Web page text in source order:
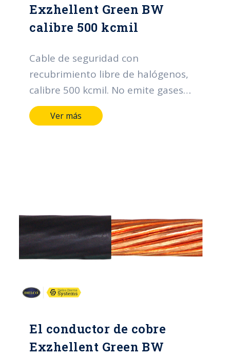
Exzhellent Green BW
calibre 500 kcmil
Cable de seguridad con
recubrimiento libre de halógenos,
calibre 500 kcmil. No emite gases
téxicos en caso de incendio.
Ver más
El conductor de cobre
Exzhellent Green BW